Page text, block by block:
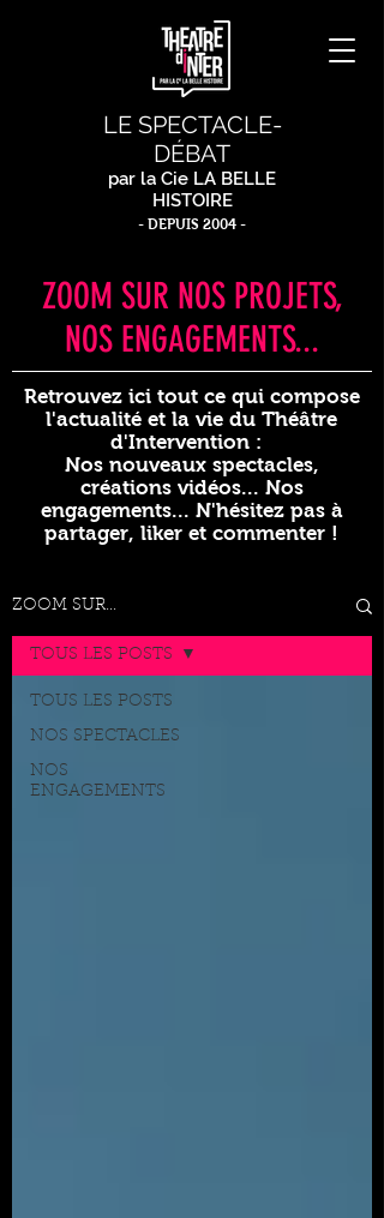
LE SPECTACLE-
DÉBAT
par la Cie LA BELLE
HISTOIRE
- DEPUIS 2004 -
ZOOM SUR NOS PROJETS,
NOS ENGAGEMENTS...
Retrouvez ici tout ce qui compose
l'actualité et la vie du Théâtre
d'Intervention :
Nos nouveaux spectacles,
créations vidéos... Nos
engagements... N'hésitez pas à
partager, liker et commenter !
ZOOM SUR...
TOUS LES POSTS
NOS SPECTACLES
NOS
ENGAGEMENTS
TOUS LES POSTS